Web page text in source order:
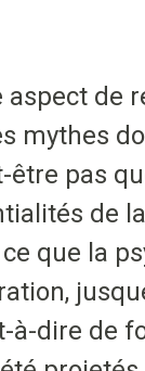
de
mythes
pas
de
que la
à-dire de